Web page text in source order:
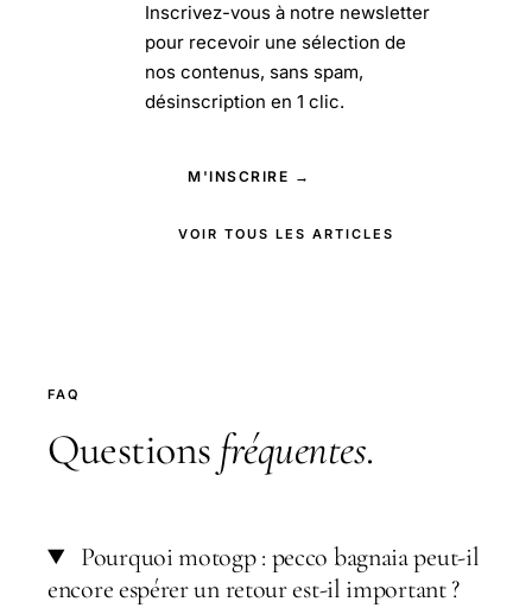
Inscrivez-vous à notre newsletter
pour recevoir une sélection de
nos contenus, sans spam,
désinscription en 1 clic.
M'INSCRIRE →
VOIR TOUS LES ARTICLES
FAQ
Questions fréquentes.
Pourquoi motogp : pecco bagnaia peut-il
encore espérer un retour est-il important ?